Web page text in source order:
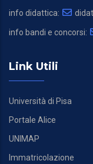
info didattica:
info bandi e concorsi:
Link Utili
Università di Pisa
Portale Alice
UNIMAP
Immatricolazione